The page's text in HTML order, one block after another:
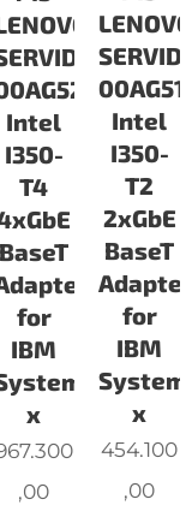
Intel
I350-
T4
BaseT
for
IBM
x
,00
Intel
I350-
T2
2xGbE
BaseT
for
IBM
System
x
454.100
,00